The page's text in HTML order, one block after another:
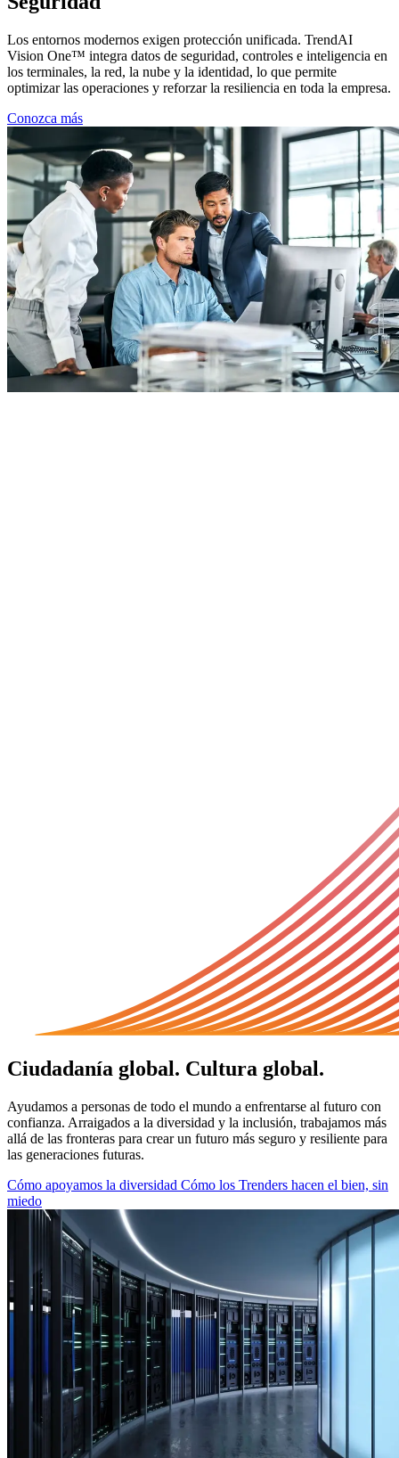
Los entornos modernos exigen protección unificada. TrendAI
Vision One™ integra datos de seguridad, controles e inteligencia en
los terminales, la red, la nube y la identidad, lo que permite
optimizar las operaciones y reforzar la resiliencia en toda la empresa.
Conozca más
Ciudadanía global. Cultura global.
Ayudamos a personas de todo el mundo a enfrentarse al futuro con
confianza. Arraigados a la diversidad y la inclusión, trabajamos más
allá de las fronteras para crear un futuro más seguro y resiliente para
las generaciones futuras.
Cómo apoyamos la diversidad Cómo los Trenders hacen el bien, sin
miedo